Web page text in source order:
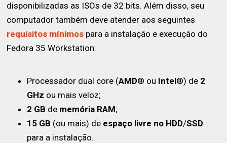
disponibilizadas as ISOs de 32 bits. Além disso, seu
computador também deve atender aos seguintes
requisitos mínimos para a instalação e execução do
Fedora 35 Workstation:
Processador dual core (AMD® ou Intel®) de 2
GHz ou mais veloz;
2 GB de memória RAM;
15 GB (ou mais) de espaço livre no HDD/SSD
para a instalação.